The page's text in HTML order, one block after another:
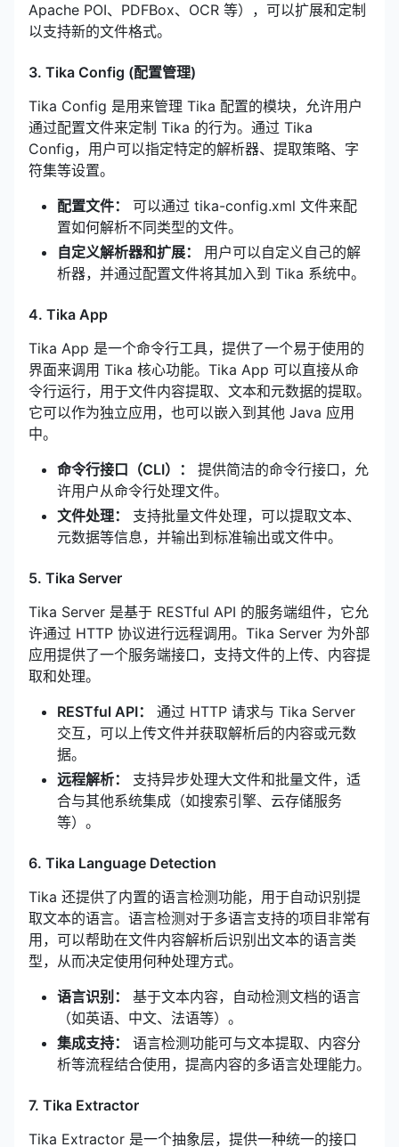
Apache POI、PDFBox、OCR 等），可以扩展和定制
以支持新的文件格式。
3. Tika Config (配置管理)
Tika Config 是用来管理 Tika 配置的模块，允许用户
通过配置文件来定制 Tika 的行为。通过 Tika
Config，用户可以指定特定的解析器、提取策略、字
符集等设置。
配置文件：
可以通过 tika-config.xml 文件来配
置如何解析不同类型的文件。
自定义解析器和扩展：
用户可以自定义自己的解
析器，并通过配置文件将其加入到 Tika 系统中。
4. Tika App
Tika App 是一个命令行工具，提供了一个易于使用的
界面来调用 Tika 核心功能。Tika App 可以直接从命
令行运行，用于文件内容提取、文本和元数据的提取。
它可以作为独立应用，也可以嵌入到其他 Java 应用
中。
命令行接口（CLI）：
提供简洁的命令行接口，允
许用户从命令行处理文件。
文件处理：
支持批量文件处理，可以提取文本、
元数据等信息，并输出到标准输出或文件中。
5. Tika Server
Tika Server 是基于 RESTful API 的服务端组件，它允
许通过 HTTP 协议进行远程调用。Tika Server 为外部
应用提供了一个服务端接口，支持文件的上传、内容提
取和处理。
RESTful API：
通过 HTTP 请求与 Tika Server
交互，可以上传文件并获取解析后的内容或元数
据。
远程解析：
支持异步处理大文件和批量文件，适
合与其他系统集成（如搜索引擎、云存储服务
等）。
6. Tika Language Detection
Tika 还提供了内置的语言检测功能，用于自动识别提
取文本的语言。语言检测对于多语言支持的项目非常有
用，可以帮助在文件内容解析后识别出文本的语言类
型，从而决定使用何种处理方式。
语言识别：
基于文本内容，自动检测文档的语言
（如英语、中文、法语等）。
集成支持：
语言检测功能可与文本提取、内容分
析等流程结合使用，提高内容的多语言处理能力。
7. Tika Extractor
Tika Extractor 是一个抽象层，提供一种统一的接口